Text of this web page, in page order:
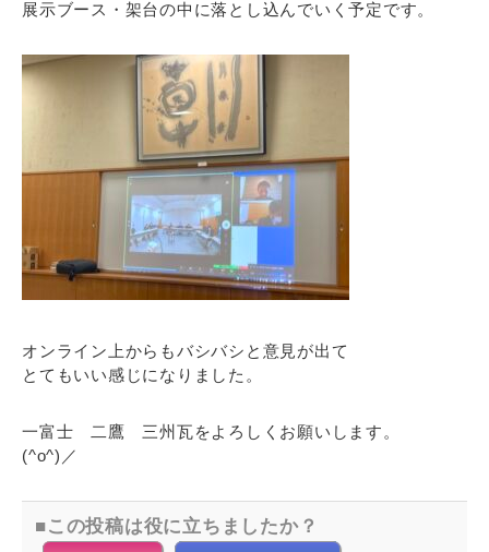
展示ブース・架台の中に落とし込んでいく予定です。
オンライン上からもバシバシと意見が出て
とてもいい感じになりました。
一富士 二鷹 三州瓦をよろしくお願いします。
(^o^)／
この投稿は役に立ちましたか？